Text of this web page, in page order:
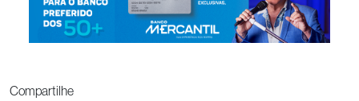
Compartilhe